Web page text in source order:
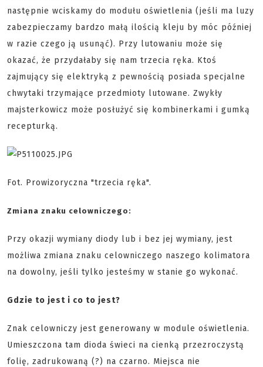
następnie wciskamy do modułu oświetlenia (jeśli ma luzy
zabezpieczamy bardzo małą ilością kleju by móc później
w razie czego ją usunąć). Przy lutowaniu może się
okazać, że przydałaby się nam trzecia ręka. Ktoś
zajmujący się elektryką z pewnością posiada specjalne
chwytaki trzymające przedmioty lutowane. Zwykły
majsterkowicz może posłużyć się kombinerkami i gumką
recepturką.
Fot. Prowizoryczna "trzecia ręka".
Zmiana znaku celowniczego:
Przy okazji wymiany diody lub i bez jej wymiany, jest
możliwa zmiana znaku celowniczego naszego kolimatora
na dowolny, jeśli tylko jesteśmy w stanie go wykonać.
Gdzie to jest i co to jest?
Znak celowniczy jest generowany w module oświetlenia.
Umieszczona tam dioda świeci na cienką przezroczystą
folię, zadrukowaną (?) na czarno. Miejsca nie